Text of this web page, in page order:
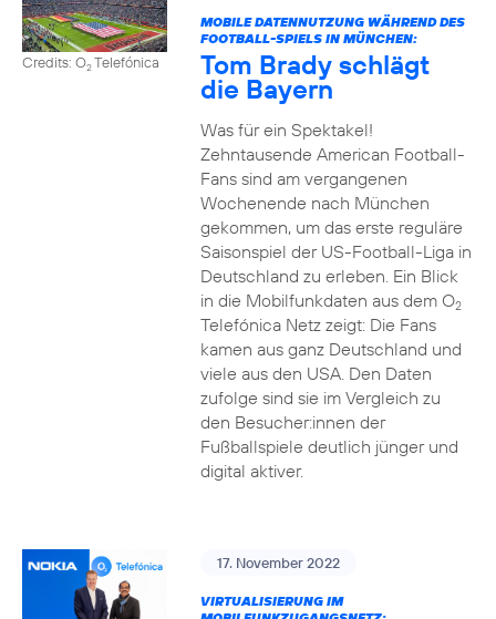
Credits: O2Telefónica
MOBILE DATENNUTZUNG WÄHREND DES
FOOTBALL-SPIELS IN MÜNCHEN:
Tom Brady schlägt
die Bayern
Was für ein Spektakel!
Zehntausende American Football-
Fans sind am vergangenen
Wochenende nach München
gekommen, um das erste reguläre
Saisonspiel der US-Football-Liga in
Deutschland zu erleben. Ein Blick
in die Mobilfunkdaten aus dem O2
Telefónica Netz zeigt: Die Fans
kamen aus ganz Deutschland und
viele aus den USA. Den Daten
zufolge sind sie im Vergleich zu
den Besucher:innen der
Fußballspiele deutlich jünger und
digital aktiver.
17. November 2022
VIRTUALISIERUNG IM